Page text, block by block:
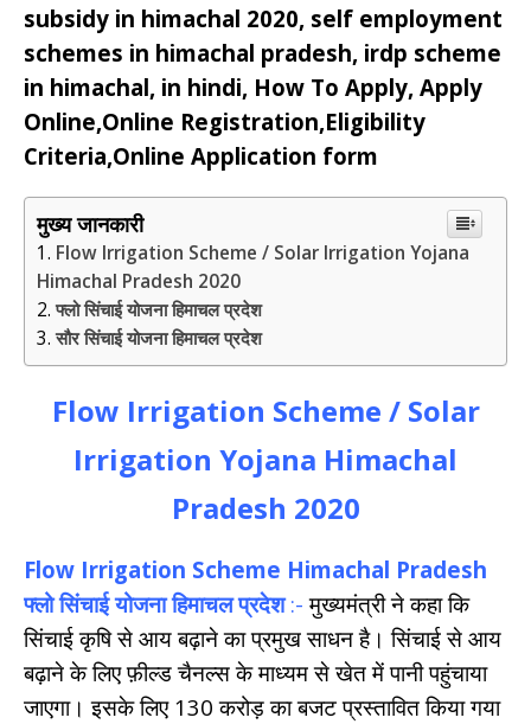
subsidy in himachal 2020, self employment
schemes in himachal pradesh, irdp scheme
in himachal, in hindi, How To Apply, Apply
Online,Online Registration,Eligibility
Criteria,Online Application form
मुख्य जानकारी
Flow Irrigation Scheme / Solar Irrigation Yojana
Himachal Pradesh 2020
फ्लो सिंचाई योजना हिमाचल प्रदेश
सौर सिंचाई योजना हिमाचल प्रदेश
Flow Irrigation Scheme / Solar
Irrigation Yojana Himachal
Pradesh 2020
Flow Irrigation Scheme Himachal Pradesh
फ्लो सिंचाई योजना हिमाचल प्रदेश:- मुख्यमंत्री ने कहा कि
सिंचाई कृषि से आय बढ़ाने का प्रमुख साधन है। सिंचाई से आय
बढ़ाने के लिए फ़ील्ड चैनल्स के माध्यम से खेत में पानी पहुंचाया
जाएगा। इसके लिए 130 करोड़ का बजट प्रस्तावित किया गया